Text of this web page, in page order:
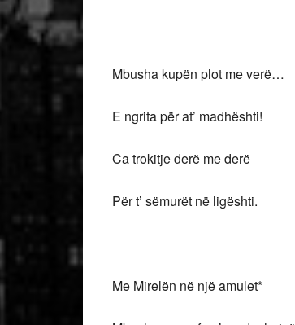
Mbusha kupën plot me verë…
E ngrita për at’ madhështi!
Ca trokitje derë me derë
Për t’ sëmurët në ligështi.
Me Mirelën në një amulet*